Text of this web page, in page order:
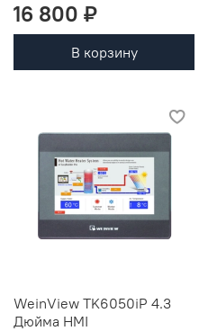
16 800 ₽
В корзину
WeinView TK6050iP 4.3
Дюйма HMI